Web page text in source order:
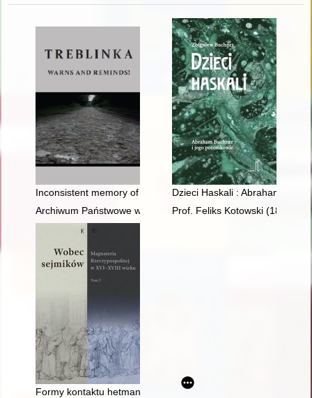
Inconsistent memory of the tragedy of the nations
Dzieci Haskali : Abraham
Archiwum Państwowe w Bydgoszczy i jego pracownicy w
Prof. Feliks Kotowski (1895-
Formy kontaktu hetmana koronnego ze szlachtą w czasie